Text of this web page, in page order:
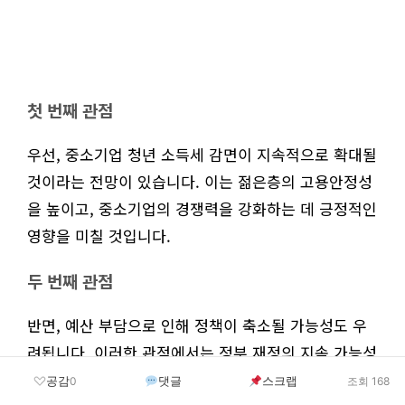
첫 번째 관점
우선, 중소기업 청년 소득세 감면이 지속적으로 확대될
것이라는 전망이 있습니다. 이는 젊은층의 고용안정성
을 높이고, 중소기업의 경쟁력을 강화하는 데 긍정적인
영향을 미칠 것입니다.
두 번째 관점
반면, 예산 부담으로 인해 정책이 축소될 가능성도 우
려됩니다. 이러한 관점에서는 정부 재정의 지속 가능성
을 중시하며, 감면 대상이 줄어들 경우 중소기업의 성
공감0 댓글 스크랩 조회 168